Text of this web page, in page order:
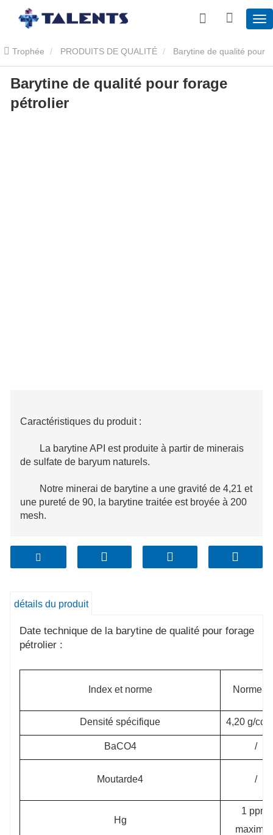
Trophée PRODUITS DE QUALITÉ Barytine de qualité pour
forage pétrolier Barytine de qualité pour forage pétrolier
Barytine de qualité pour forage
pétrolier
Caractéristiques du produit :
La barytine API est produite à partir de minerais
de sulfate de baryum naturels.
Notre minerai de barytine a une gravité de 4,21 et
une pureté de 90, la barytine traitée est broyée à 200
mesh.
pour tous les types de fluides de forage dans
l’exploitation pétrolière et gazière.
satisfaire ou dépasser toutes les exigences de l'API
Notre barytine de qualité forage peut également
détails du produit
Date technique de la barytine de qualité pour forage
pétrolier :
Index et norme Norme
Densité spécifique 4,20 g/cc,
BaCO4 /
Moutarde4 /
Hg
1 ppm,